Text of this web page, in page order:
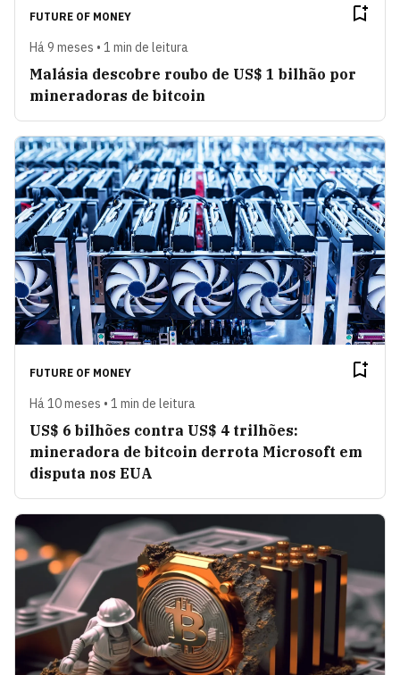
FUTURE OF MONEY
Há 9 meses • 1 min de leitura
Malásia descobre roubo de US$ 1 bilhão por
mineradoras de bitcoin
FUTURE OF MONEY
Há 10 meses • 1 min de leitura
US$ 6 bilhões contra US$ 4 trilhões:
mineradora de bitcoin derrota Microsoft em
disputa nos EUA